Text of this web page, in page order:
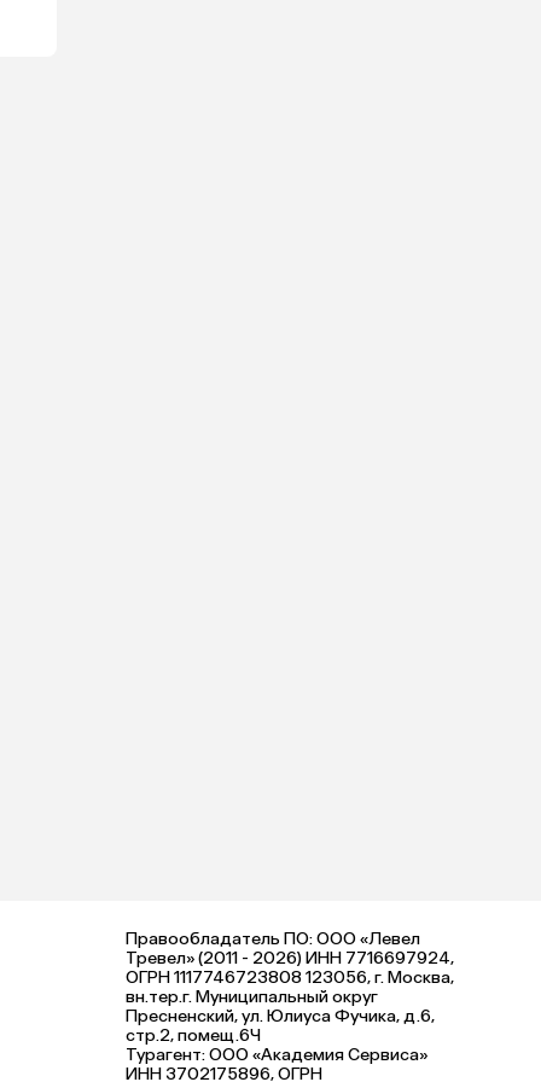
Правообладатель ПО: ООО «Левел
Тревел» (2011 - 2026) ИНН 7716697924,
ОГРН 1117746723808 123056, г. Москва,
вн.тер.г. Муниципальный округ
Пресненский, ул. Юлиуса Фучика, д.6,
стр.2, помещ.6Ч
Турагент: ООО «Академия Сервиса»
ИНН 3702175896, ОГРН